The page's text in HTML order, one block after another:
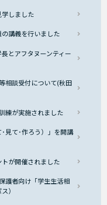
しました
講義を行いました
とアフタヌーンティー
相談受付について(秋田
練が実施されました
見て･作ろう）」を開講
が開催されました
護者向け「学生生活相
）